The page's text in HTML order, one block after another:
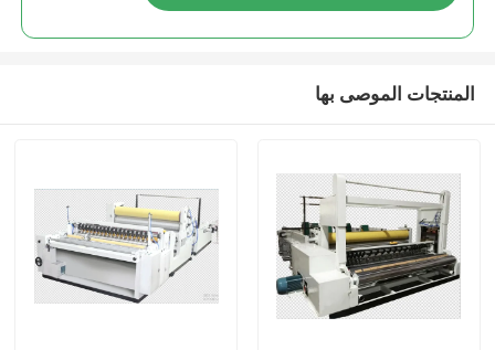
المنتجات الموصى بها